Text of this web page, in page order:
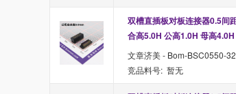
双槽直插板对板连接器0.5间
合高5.0H 公高1.0H 母高4.0H
文章济美 - Bom-BSC0550-
竞品料号: 暂无